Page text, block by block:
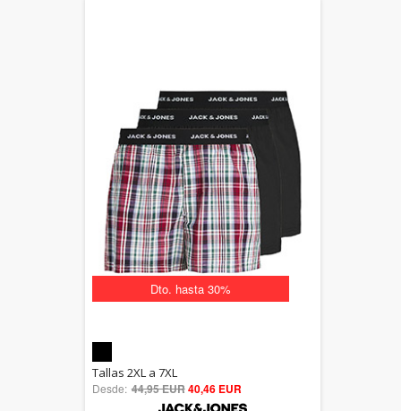
Dto. hasta 30%
5.00
out of 5
Tallas 2XL a 7XL
Desde: 44,95 EUR40,46 EUR